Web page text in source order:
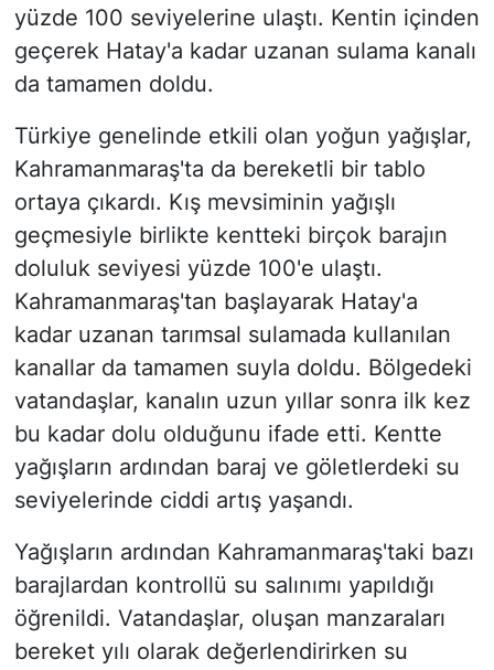
yüzde 100 seviyelerine ulaştı. Kentin içinden
geçerek Hatay'a kadar uzanan sulama kanalı
da tamamen doldu.
Türkiye genelinde etkili olan yoğun yağışlar,
Kahramanmaraş'ta da bereketli bir tablo
ortaya çıkardı. Kış mevsiminin yağışlı
geçmesiyle birlikte kentteki birçok barajın
doluluk seviyesi yüzde 100'e ulaştı.
Kahramanmaraş'tan başlayarak Hatay'a
kadar uzanan tarımsal sulamada kullanılan
kanallar da tamamen suyla doldu. Bölgedeki
vatandaşlar, kanalın uzun yıllar sonra ilk kez
bu kadar dolu olduğunu ifade etti. Kentte
yağışların ardından baraj ve göletlerdeki su
seviyelerinde ciddi artış yaşandı.
Yağışların ardından Kahramanmaraş'taki bazı
barajlardan kontrollü su salınımı yapıldığı
öğrenildi. Vatandaşlar, oluşan manzaraları
bereket yılı olarak değerlendirirken su